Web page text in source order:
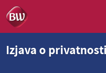
Izjava o